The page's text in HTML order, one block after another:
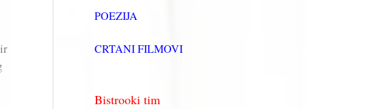
POEZIJA
CRTANI FILMOVI
Bistrooki tim